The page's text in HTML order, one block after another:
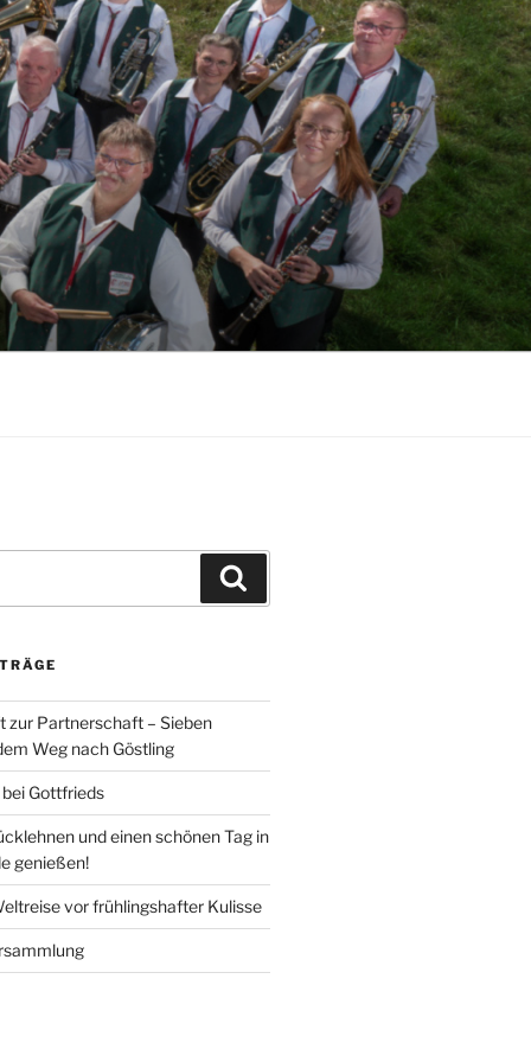
zur Partnerschaft – Sieben
Weg nach Göstling
Gottfrieds
und einen schönen Tag in
genießen!
vor frühlingshafter Kulisse